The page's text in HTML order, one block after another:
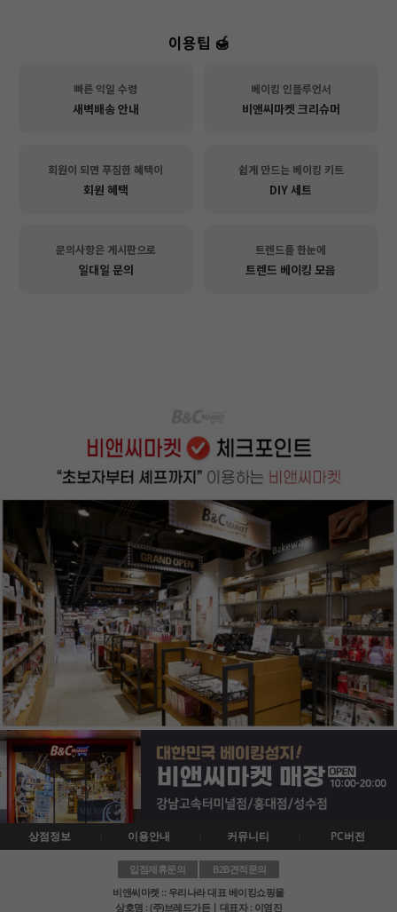
이용팁 🍯
빠른 익일 수령
새벽배송 안내
베이킹 인플루언서
비앤씨마켓 크리슈머
회원이 되면 푸짐한 혜택이
회원 혜택
쉽게 만드는 베이킹 키트
DIY 세트
문의사항은 게시판으로
일대일 문의
트렌드를 한눈에
트렌드 베이킹 모음
상점정보 이용안내 커뮤니티 PC버전
입점제휴문의
B2B견적문의
비앤씨마켓 :: 우리나라 대표 베이킹쇼핑몰
상호명 : (주)브레드가든ㅣ대표자 : 이영진